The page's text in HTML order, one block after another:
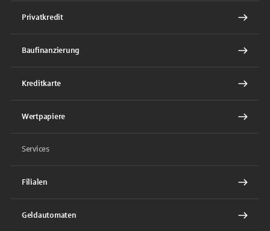
Privatkredit
Baufinanzierung
Kreditkarte
Wertpapiere
Services
Filialen
Geldautomaten